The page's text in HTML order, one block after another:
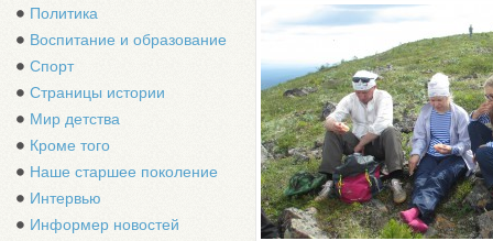
Политика
Воспитание и образование
Спорт
Страницы истории
Мир детства
Кроме того
Наше старшее поколение
Интервью
Информер новостей